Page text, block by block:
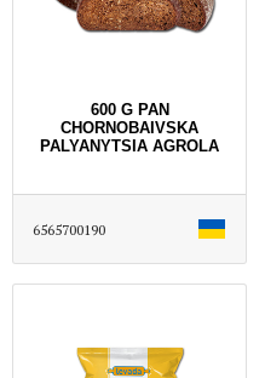
600 G PAN
CHORNOBAIVSKA
PALYANYTSIA AGROLA
6565700190